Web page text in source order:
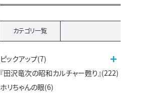
カテゴリ一覧
ピックアップ(7)
『田沢竜次の昭和カルチャー甦り』(222)
ホリちゃんの眼(6)